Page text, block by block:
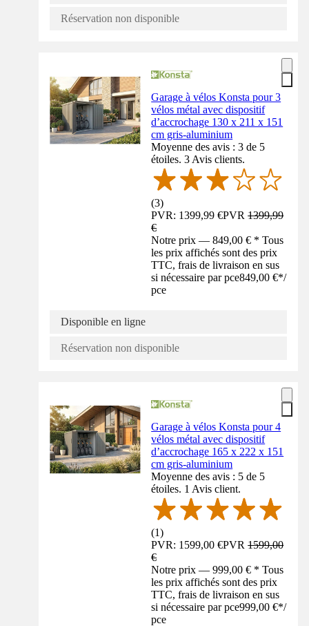
Réservation non disponible
Garage à vélos Konsta pour 3
vélos métal avec dispositif
d’accrochage 130 x 211 x 151
cm gris-aluminium
Moyenne des avis : 3 de 5
étoiles. 3 Avis clients.
(3)
PVR: 1399,99 €PVR1399,99
€
Notre prix — 849,00 € * Tous
les prix affichés sont des prix
TTC, frais de livraison en sus
si nécessaire par pce849,00 €*/
pce
Disponible en ligne
Réservation non disponible
Garage à vélos Konsta pour 4
vélos métal avec dispositif
d’accrochage 165 x 222 x 151
cm gris-aluminium
Moyenne des avis : 5 de 5
étoiles. 1 Avis client.
(1)
PVR: 1599,00 €PVR1599,00
€
Notre prix — 999,00 € * Tous
les prix affichés sont des prix
TTC, frais de livraison en sus
si nécessaire par pce999,00 €*/
pce